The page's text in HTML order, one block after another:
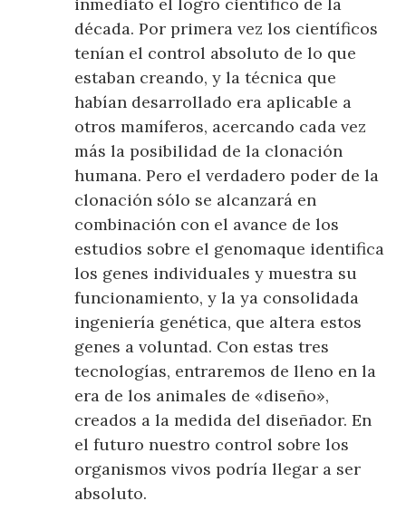
década. Por primera vez los científicos
tenían el control absoluto de lo que
estaban creando, y la técnica que
habían desarrollado era aplicable a
otros mamíferos, acercando cada vez
más la posibilidad de la clonación
humana. Pero el verdadero poder de la
clonación sólo se alcanzará en
combinación con el avance de los
estudios sobre el genomaque identifica
los genes individuales y muestra su
funcionamiento, y la ya consolidada
ingeniería genética, que altera estos
genes a voluntad. Con estas tres
tecnologías, entraremos de lleno en la
era de los animales de «diseño»,
creados a la medida del diseñador. En
el futuro nuestro control sobre los
organismos vivos podría llegar a ser
absoluto.